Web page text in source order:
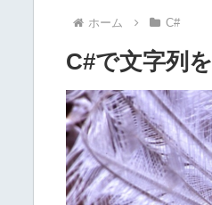
ホーム C#
C#で文字列